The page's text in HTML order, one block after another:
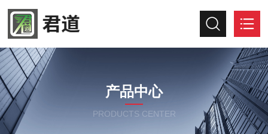
产品中心
PRODUCTS CENTER